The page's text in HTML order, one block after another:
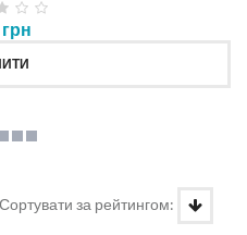
Сортувати за рейтингом: